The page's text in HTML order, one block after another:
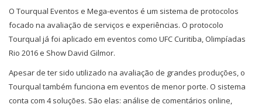
O Tourqual Eventos e Mega-eventos é um sistema de protocolos
focado na avaliação de serviços e experiências. O protocolo
Tourqual já foi aplicado em eventos como UFC Curitiba, Olimpíadas
Rio 2016 e Show David Gilmor.
Apesar de ter sido utilizado na avaliação de grandes produções, o
Tourqual também funciona em eventos de menor porte. O sistema
conta com 4 soluções. São elas: análise de comentários online,